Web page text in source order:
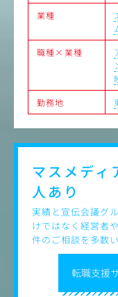
＜具体の
採用広報
ケティン
トイベン
ック、デ
・確立さ
ーが行う
・デザイ
業種
職種×業種
勤務地
転職支援
マスメディ
人あり
実績と宣伝会議グ
けではなく経営者
件のご相談を多数